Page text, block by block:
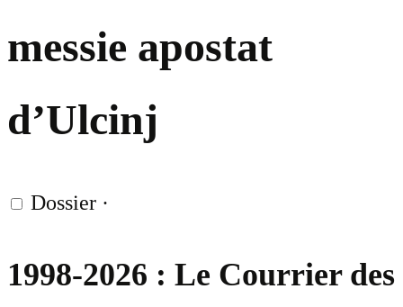
messie apostat
d’Ulcinj
Dossier ·
1998-2026 : Le Courrier des